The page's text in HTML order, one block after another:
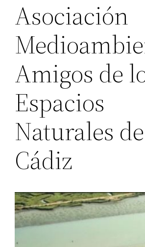
Asociación
Amigos de
Espacios
Naturales de
Cádiz